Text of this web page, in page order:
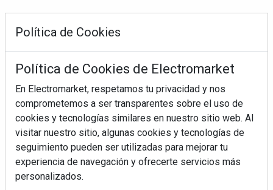
REVISTA 378
Política de Cookies
Política de Cookies de Electromarket
En Electromarket, respetamos tu privacidad y nos
comprometemos a ser transparentes sobre el uso de
cookies y tecnologías similares en nuestro sitio web. Al
visitar nuestro sitio, algunas cookies y tecnologías de
seguimiento pueden ser utilizadas para mejorar tu
experiencia de navegación y ofrecerte servicios más
personalizados.